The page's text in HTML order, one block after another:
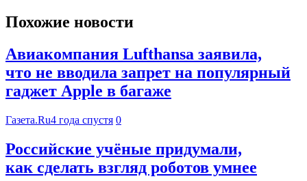
Похожие новости
Авиакомпания Lufthansa заявила,
что не вводила запрет на популярный
гаджет Apple в багаже
Газета.Ru4 года спустя 0
Российские учёные придумали,
как сделать взгляд роботов умнее